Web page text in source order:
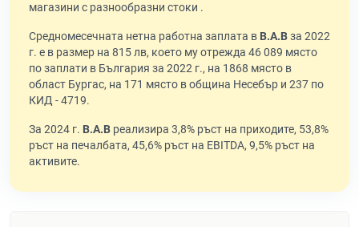
магазини с разнообразни стоки .
Средномесечната нетна работна заплата в В.А.Вза 2022
г. е в размер на 815 лв, което му отрежда 46 089 място
по заплати в България за 2022 г., на 1868 място в
област Бургас, на 171 място в община Несебър и 237 по
КИД - 4719.
За 2024 г. В.А.В реализира 3,8% ръст на приходите, 53,8%
ръст на печалбата, 45,6% ръст на EBITDA, 9,5% ръст на
активите.